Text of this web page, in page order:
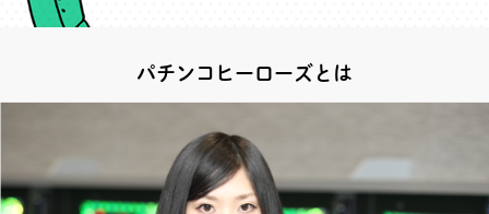
パチンコヒーローズとは